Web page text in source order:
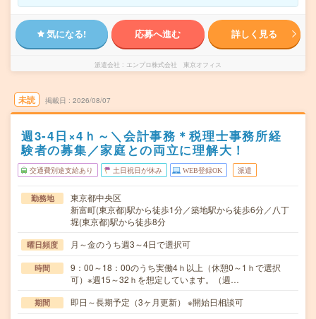
気になる! 応募へ進む 詳しく見る
派遣会社 エンプロ株式会社 東京オフィス
未読 掲載日 2026/08/07
週3-4日×4ｈ～＼会計事務＊税理士事務所経
験者の募集／家庭との両立に理解大！
交通費別途支給あり 土日祝日が休み WEB登録OK 派遣
勤務地
東京都中央区
新富町(東京都)駅から徒歩1分／築地駅から徒歩6分／八丁
堀(東京都)駅から徒歩8分
曜日頻度 月～金のうち週3～4日で選択可
時間
9：00～18：00のうち実働4ｈ以上（休憩0～1ｈで選択
可）※週15～32ｈを想定しています。（週…
期間 即日～長期予定（3ヶ月更新） ※開始日相談可